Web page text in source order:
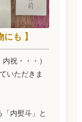
も 】
祝・・・）
いただきま
内熨斗」と